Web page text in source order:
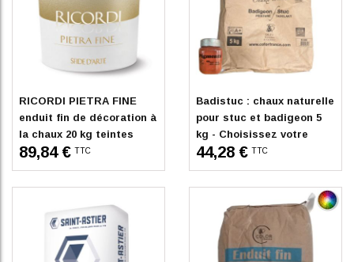
RICORDI PIETRA FINE
enduit fin de décoration à
la chaux 20 kg teintes
machine
89,84 € TTC
En stock
Badistuc : chaux naturelle
pour stuc et badigeon 5
kg - Choisissez votre
teinte
44,28 € TTC